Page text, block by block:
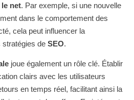
net. Par exemple, si une nouvelle
dans le comportement des
cela peut influencer la
stratégies de SEO.
joue également un rôle clé. Établir
clairs avec les utilisateurs
en temps réel, facilitant ainsi la